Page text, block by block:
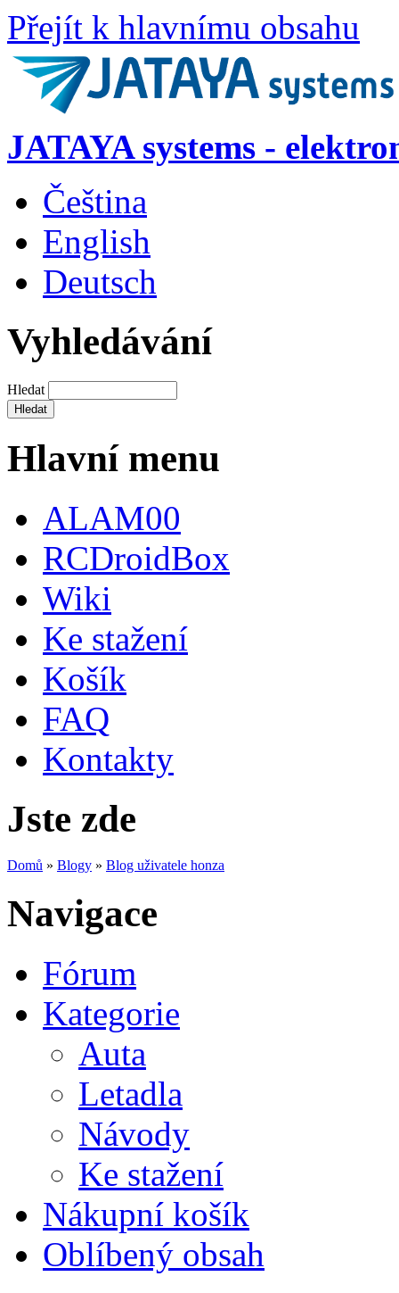
Přejít k hlavnímu obsahu
JATAYA systems -
Čeština
English
Deutsch
Vyhledávání
Hledat
Hlavní menu
ALAM00
RCDroidBox
Wiki
Ke stažení
Košík
FAQ
Kontakty
Jste zde
Domů » Blogy » Blog uživatele honza
Navigace
Fórum
Kategorie
Auta
Letadla
Návody
Ke stažení
Nákupní košík
Oblíbený obsah